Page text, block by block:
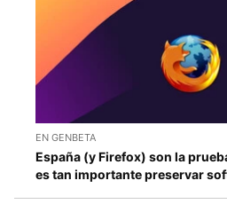
EN GENBETA
España (y Firefox) son la
es tan importante preservar